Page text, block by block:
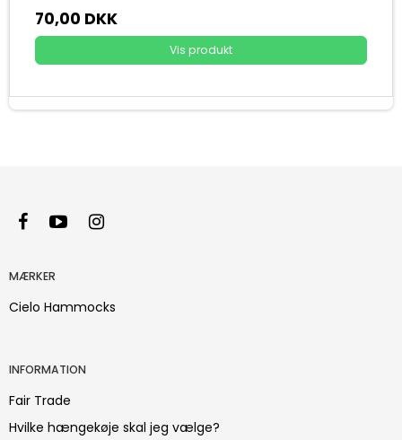
70,00 DKK
Vis produkt
MÆRKER
Cielo Hammocks
INFORMATION
Fair Trade
Hvilke hængekøje skal jeg vælge?